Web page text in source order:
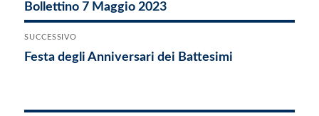
articoli
Articolo
precedente:
Bollettino 7 Maggio 2023
SUCCESSIVO
Articolo
Festa degli Anniversari dei Battesimi